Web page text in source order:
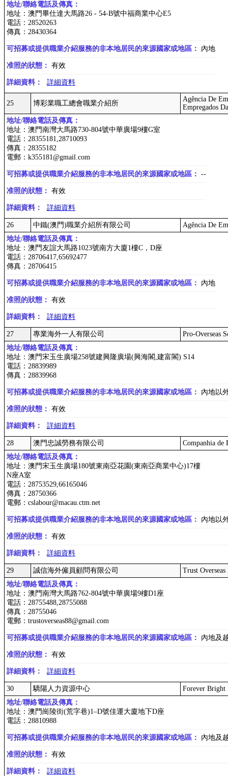
地址/聯絡電話及傳真：
地址：澳門畢仕達大馬路26 - 54-B號中福商業中心E5
電話：28520263
傳真：28430364
可招募或提供職業介紹服務的非本地居民的來源國家或地區： 內地
准照的狀態： 有效
詳細資料： 詳細資料
25 博彩業職工總會職業介紹所
Agência De
Empregados
地址/聯絡電話及傳真：
地址：澳門南灣大馬路730-804號中華廣場9樓G室
電話：28355181,28710093
傳真：28355182
電郵：k355181@gmail.com
可招募或提供職業介紹服務的非本地居民的來源國家或地區： --
准照的狀態： 有效
詳細資料： 詳細資料
26 中鐵(澳門)職業介紹所有限公司
Agência De
地址/聯絡電話及傳真：
地址：澳門友誼大馬路1023號南方大廈1樓C，D座
電話：28706417,65692477
傳真：28706415
可招募或提供職業介紹服務的非本地居民的來源國家或地區： 內地
准照的狀態： 有效
詳細資料： 詳細資料
27 專業海外一人有限公司
Pro-Overseas
地址/聯絡電話及傳真：
地址：澳門宋玉生廣場258號建興隆廣場(興海閣,建富閣) S14
電話：28839989
傳真：28839968
可招募或提供職業介紹服務的非本地居民的來源國家或地區： 內地以
准照的狀態： 有效
詳細資料： 詳細資料
28 澳門忠誠勞務有限公司
Companhia de
地址/聯絡電話及傳真：
地址：澳門宋玉生廣場180號東南亞花園(東南亞商業中心)17樓
N座A室
電話：28753529,66165046
傳真：28750366
電郵：cslabour@macau.ctm.net
可招募或提供職業介紹服務的非本地居民的來源國家或地區： 內地以
准照的狀態： 有效
詳細資料： 詳細資料
29 誠信海外僱員顧問有限公司
Trust
地址/聯絡電話及傳真：
地址：澳門南灣大馬路762-804號中華廣場9樓D1座
電話：28755488,28755088
傳真：28755046
電郵：trustoverseas88@gmail.com
可招募或提供職業介紹服務的非本地居民的來源國家或地區： 內地及
准照的狀態： 有效
詳細資料： 詳細資料
30 驕陽人力資源中心
Forever Bright
地址/聯絡電話及傳真：
地址：澳門崗陵街(荒字巷)1–D號佳運大廈地下D座
電話：28810988
可招募或提供職業介紹服務的非本地居民的來源國家或地區： 內地及
准照的狀態： 有效
詳細資料： 詳細資料